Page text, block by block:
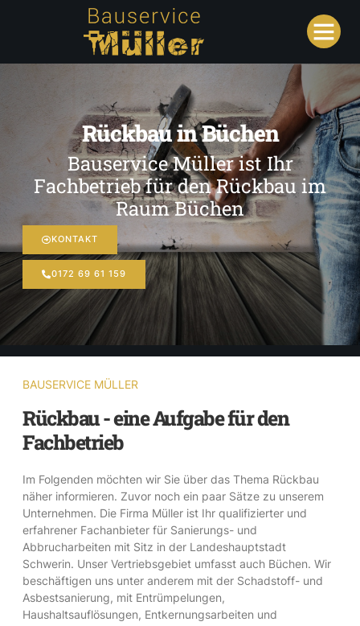
Rückbau in Büchen
Bauservice Müller ist Ihr
Fachbetrieb für den Rückbau im
Raum Büchen
KONTAKT
0172 69 61 159
BAUSERVICE MÜLLER
Rückbau - eine Aufgabe für den
Fachbetrieb
Im Folgenden möchten wir Sie über das Thema Rückbau
näher informieren. Zuvor noch ein paar Sätze zu unserem
Unternehmen. Die Firma Müller ist Ihr qualifizierter und
erfahrener Fachanbieter für Sanierungs- und
Abbrucharbeiten mit Sitz in der Landeshauptstadt
Schwerin. Unser Vertriebsgebiet umfasst auch Büchen. Wir
beschäftigen uns unter anderem mit der Schadstoff- und
Asbestsanierung, mit Entrümpelungen,
Haushaltsauflösungen, Entkernungsarbeiten und